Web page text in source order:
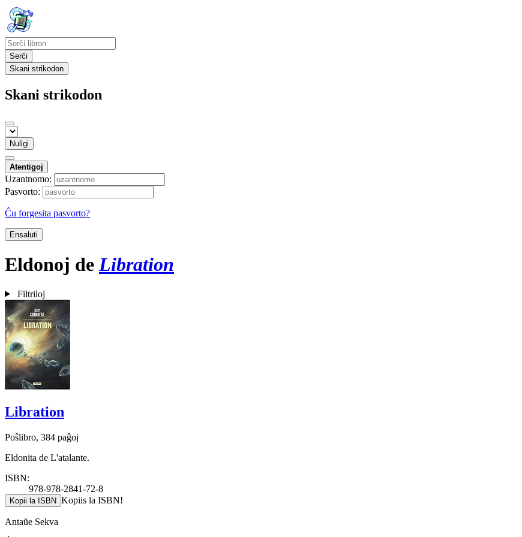
Serĉi
Skani strikodon
Skani strikodon
Nuligi
Atentigoj
Uzantnomo:
Pasvorto:
Ĉu forgesita pasvorto?
Ensaluti
Eldonoj deLibration
Filtriloj
Libration
Poŝlibro, 384 paĝoj
Eldonita de L'atalante.
ISBN:
978-978-2841-72-8
Kopii la ISBN Kopiis la ISBN!
Antaŭe Sekva